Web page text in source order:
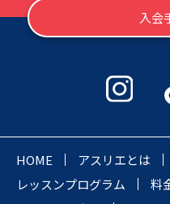
入会
HOME アスリエとは
レッスンプログラム
料